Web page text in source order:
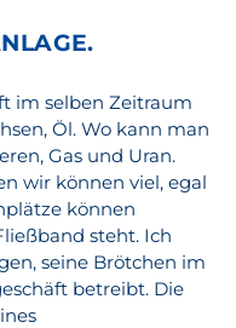
im selben Zeitraum
Öl. Wo kann man
Gas und Uran.
wir können viel, egal
können
steht. Ich
seine Brötchen im
betreibt. Die